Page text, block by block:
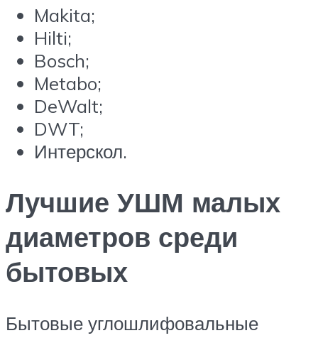
Makita;
Hilti;
Bosch;
Metabo;
DeWalt;
DWT;
Интерскол.
Лучшие УШМ малых
диаметров среди
бытовых
Бытовые углошлифовальные